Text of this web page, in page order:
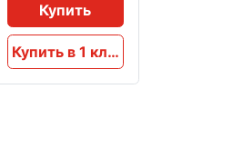
Купить
Купить в 1 клик